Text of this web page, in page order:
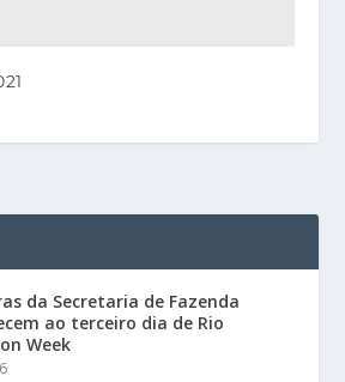
da Secretaria de Fazenda
ao terceiro dia de Rio
Week